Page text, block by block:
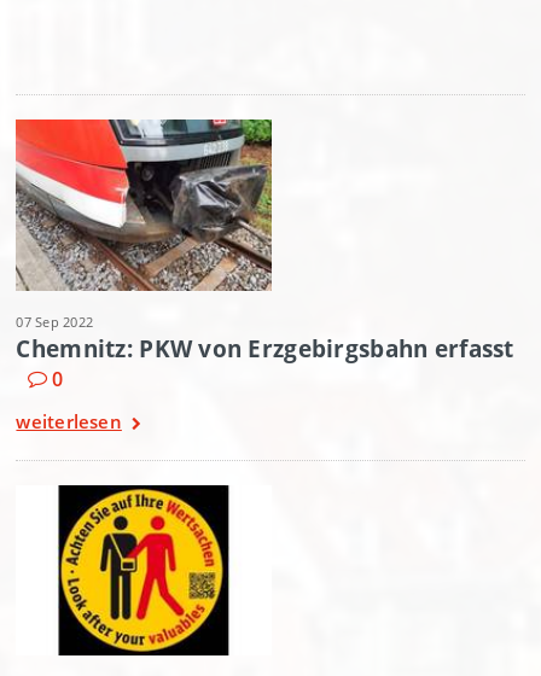
07 Sep 2022
Chemnitz: PKW von Erzgebirgsbahn erfasst
0
weiterlesen